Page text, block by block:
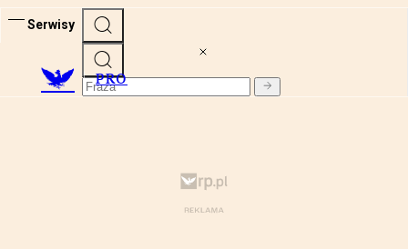
Serwisy
PRO